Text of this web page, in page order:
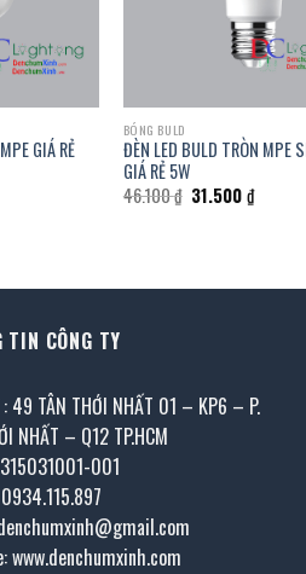
GIÁ RẺ
BÓNG BULD
ĐÈN LED BULD TRÒN MPE
GIÁ RẺ 5W
46.100₫ Giá
gốc
31.500₫Giá
TIN CÔNG TY
: 49 TÂN THỚI NHẤT 01 – KP6 – P.
NHẤT – Q12 TP.HCM
001
www.denchumxinh.com